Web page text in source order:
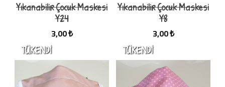
Yıkanabilir Çocuk Maskesi
Y24
3,00 ₺
Yıkanabilir Çocuk Maskesi
Y8
3,00 ₺